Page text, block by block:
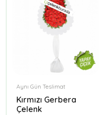
Aynı Gün Teslimat
Kırmızı Gerbera
Çelenk